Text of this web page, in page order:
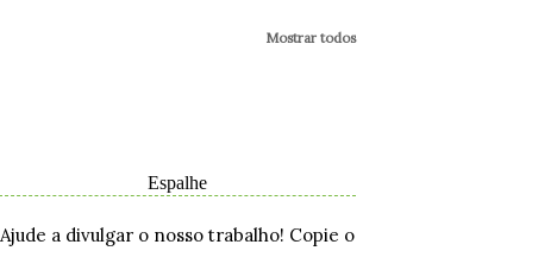
Mostrar todos
Espalhe
Ajude a divulgar o nosso trabalho! Copie o